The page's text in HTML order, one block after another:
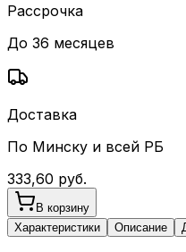
Рассрочка
До 36 месяцев
Доставка
По Минску и всей РБ
333,60 руб.
В корзину
Характеристики
Описание